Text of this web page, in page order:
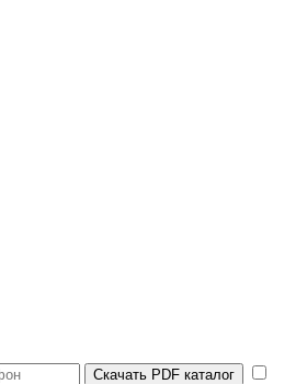
Скачать PDF каталог